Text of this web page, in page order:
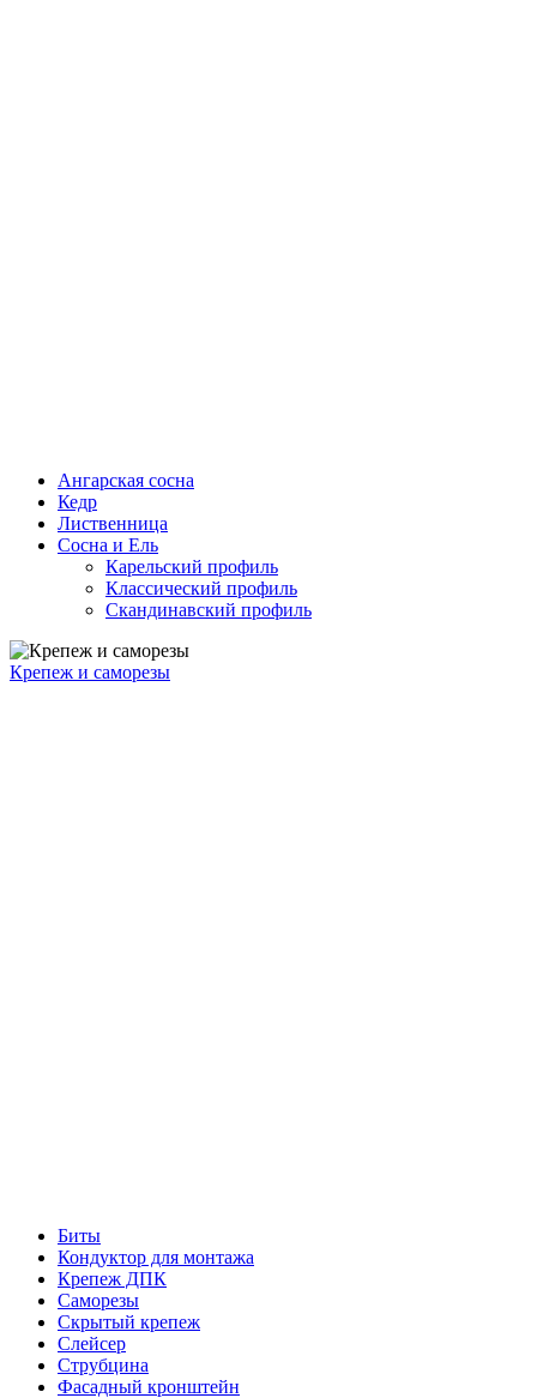
Ангарская сосна
Кедр
Лиственница
Сосна и Ель
Карельский профиль
Классический профиль
Скандинавский профиль
Крепеж и саморезы
Биты
Кондуктор для монтажа
Крепеж ДПК
Саморезы
Скрытый крепеж
Слейсер
Струбцина
Фасадный кронштейн